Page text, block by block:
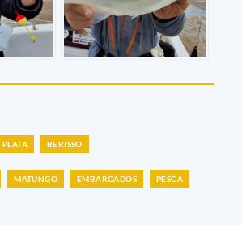
PLATA BERISSO
MATUNGO EMBARCADOS PESCA